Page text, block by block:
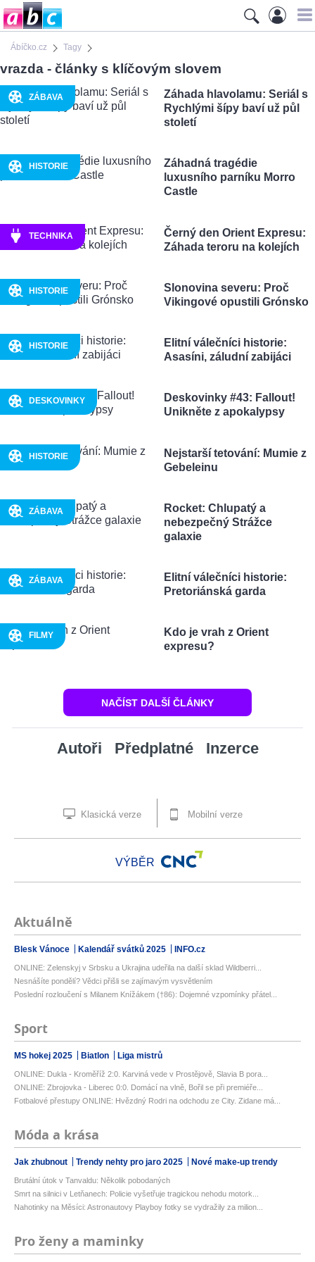
Ábíčko.cz Tagy
vrazda - články s klíčovým slovem
ZÁBAVA
Záhada hlavolamu: Seriál s
Rychlými šípy baví už půl
století
HISTORIE
Záhadná tragédie
luxusního parníku Morro
Castle
TECHNIKA
Černý den Orient Expresu:
Záhada teroru na kolejích
HISTORIE
Slonovina severu: Proč
Vikingové opustili Grónsko
HISTORIE
Elitní válečníci historie:
Asasíni, záludní zabijáci
DESKOVINKY
Deskovinky #43: Fallout!
Unikněte z apokalypsy
HISTORIE
Nejstarší tetování: Mumie z
Gebeleinu
ZÁBAVA
Rocket: Chlupatý a
nebezpečný Strážce
galaxie
ZÁBAVA
Elitní válečníci historie:
Pretoriánská garda
FILMY
Kdo je vrah z Orient
expresu?
NAČÍST DALŠÍ ČLÁNKY
Autoři Předplatné Inzerce
Klasická verze Mobilní verze
VÝBĚR
Aktuálně
Blesk Vánoce Kalendář svátků 2025 INFO.cz
ONLINE: Zelenskyj v Srbsku a Ukrajina udeřila na další sklad Wildberri...
Nesnášíte pondělí? Vědci přišli se zajímavým vysvětlením
Poslední rozloučení s Milanem Knížákem (†86): Dojemné vzpomínky přátel...
Sport
MS hokej 2025 Biatlon Liga mistrů
ONLINE: Dukla - Kroměříž 2:0. Karviná vede v Prostějově, Slavia B pora...
ONLINE: Zbrojovka - Liberec 0:0. Domácí na vlně, Bořil se při premiéře...
Fotbalové přestupy ONLINE: Hvězdný Rodri na odchodu ze City. Zidane má...
Móda a krása
Jak zhubnout Trendy nehty pro jaro 2025 Nové make-up trendy
Brutální útok v Tanvaldu: Několik pobodaných
Smrt na silnici v Letňanech: Policie vyšetřuje tragickou nehodu motork...
Nahotinky na Měsíci: Astronautovy Playboy fotky se vydražily za milion...
Pro ženy a maminky